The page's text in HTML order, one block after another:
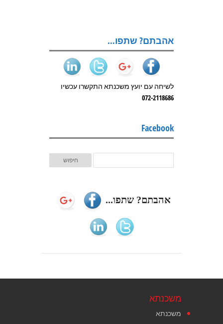
אהבתם? שתפו…
לשיחה עם יועץ משכנתא התקשרו עכשיו
072-2118686
Facebook
אהבתם? שתפו...
משכנתא
משכנתא